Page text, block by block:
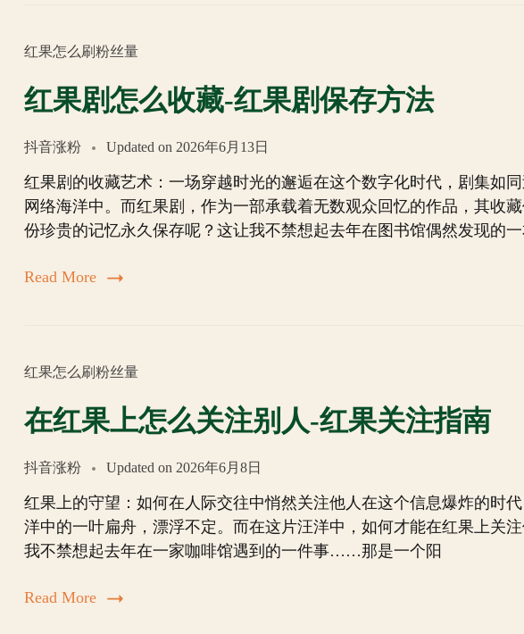
红果怎么刷粉丝量
红果剧怎么收藏-红果剧保存方法
抖音涨粉 Updated on 2026年6月13日
红果剧的收藏艺术：一场穿越时光的邂逅在这个数字化时代，剧集如
网络海洋中。而红果剧，作为一部承载着无数观众回忆的作品，其收
份珍贵的记忆永久保存呢？这让我不禁想起去年在图书馆偶然发现的
Read More
红果怎么刷粉丝量
在红果上怎么关注别人-红果关注指南
抖音涨粉 Updated on 2026年6月8日
红果上的守望：如何在人际交往中悄然关注他人在这个信息爆炸的时
洋中的一叶扁舟，漂浮不定。而在这片汪洋中，如何才能在红果上关
我不禁想起去年在一家咖啡馆遇到的一件事……那是一个阳
Read More